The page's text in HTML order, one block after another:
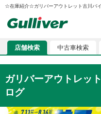
☆在庫紹介☆ガリバーアウトレット古川バ
店舗検索 中古車検索
ガリバーアウトレッ
ログ